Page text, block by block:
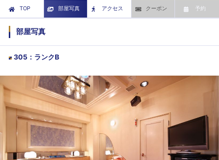
TOP 部屋写真 アクセス クーポン 予約
部屋写真
305 ： ランクB